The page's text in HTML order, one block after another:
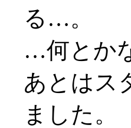
る…。
…何とか
あとはス
ました。